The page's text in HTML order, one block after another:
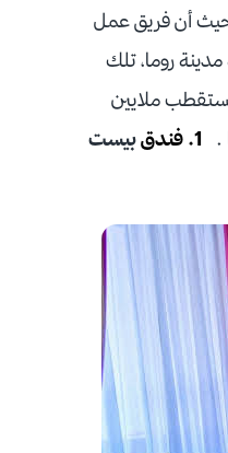
أن فريق عمل
مدينة روما، تلك
ملايين
. 1. فندق
بيست